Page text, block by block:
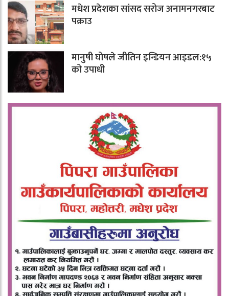
मधेश प्रदेशका सांसद सरोज अनामनगरबाट
पक्राउ
मानुषी घोषले जीतिन इन्डियन आइडल:१५
को उपाधी